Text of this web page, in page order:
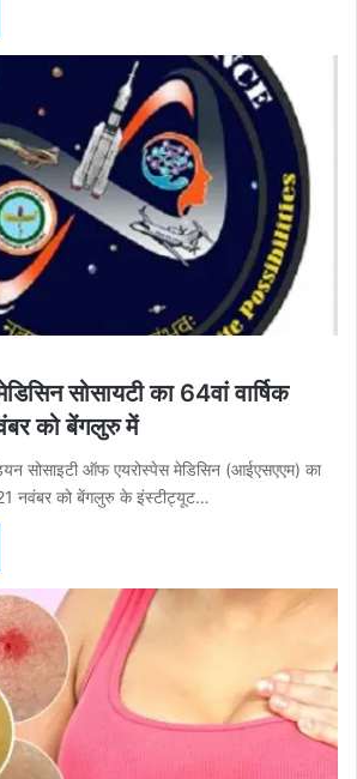
सोसायटी का 64वां वार्षिक
को बेंगलुरु में
सोसाइटी ऑफ एयरोस्पेस मेडिसिन (आईएसएएम)​ का
नवंबर​ को बेंगलुरु ​के इंस्टीट्यूट…